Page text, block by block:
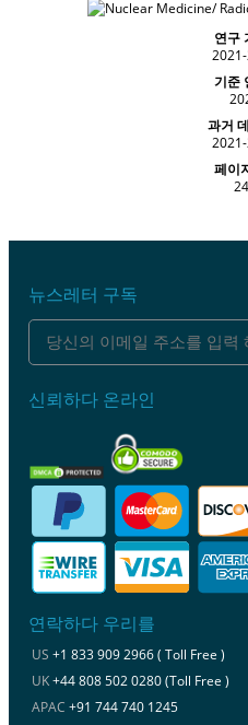
연구
기준
과거
페이
뉴스레터 구독
신뢰하다 온라인
연락하다 우리를
US +1 833 909 2966 ( Toll Free )
UK+44 808 502 0280 (Toll Free )
APAC +91 744 740 1245